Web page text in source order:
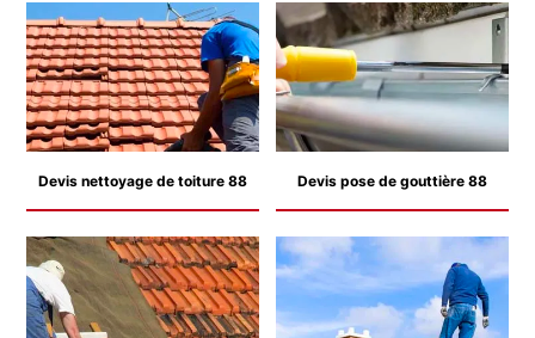
Devis nettoyage de toiture 88 Devis pose de gouttière 88